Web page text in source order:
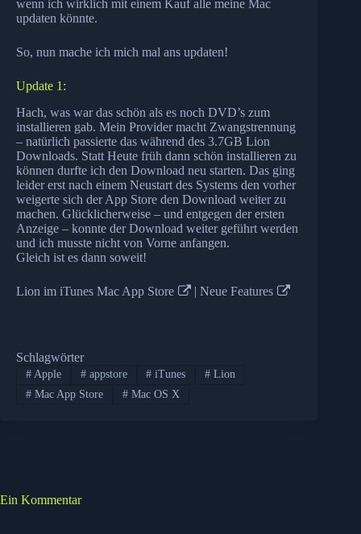
wenn ich wirklich mit einem Kauf alle meine Mac
updaten könnte.
So, nun mache ich mich mal ans updaten!
Update 1:
Hach, was war das schön als es noch DVD’s zum
installieren gab. Mein Provider macht Zwangstrennung
– natürlich passierte das während des 3.7GB Lion
Downloads. Statt Heute früh dann schön installieren zu
können durfte ich den Download neu starten. Das ging
leider erst nach einem Neustart des Systems den vorher
weigerte sich der App Store den Download weiter zu
machen. Glücklicherweise – und entgegen der ersten
Anzeige – konnte der Download weiter geführt werden
und ich musste nicht von Vorne anfangen.
Gleich ist es dann soweit!
Lion im iTunes Mac App Store | Neue Features
Schlagwörter
#Apple #appstore # iTunes # Lion
#Mac App Store #Mac OS X
Ein Kommentar